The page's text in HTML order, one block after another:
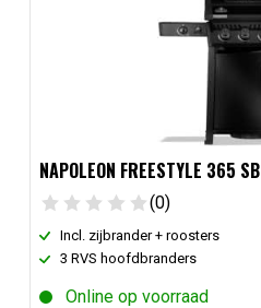
NAPOLEON FREESTYLE 365 SB
(0)
Incl. zijbrander + roosters
3 RVS hoofdbranders
Online op voorraad